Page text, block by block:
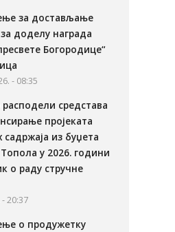
за достављање
доделу награда
Богородице“
- 08:35
средстава
пројеката
садржаја из буџета
у 2026. години
о раду стручне
- 20:37
о продужетку